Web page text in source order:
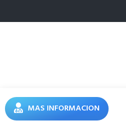
MAS INFORMACION